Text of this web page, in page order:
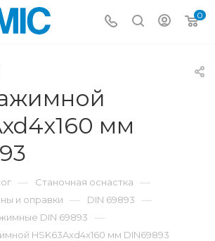
0
мм
— Станочная оснастка —
и оправки — DIN 69893 —
DIN 69893 —
HSK63Axd4x160 мм DIN69893